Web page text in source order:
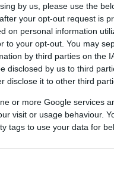
by us, please use the
your opt-out request is
on personal information
to your opt-out. You may
by third parties on the
disclosed by us to third
disclose it to other third
or more Google services
visit or usage behaviour.
tags to use your data for